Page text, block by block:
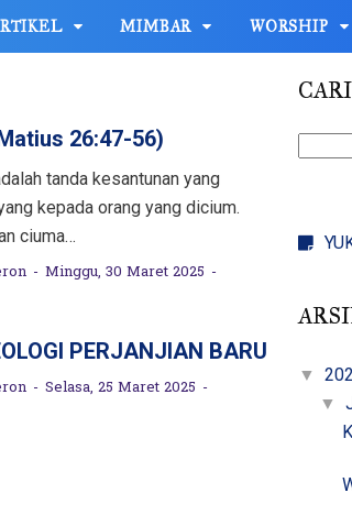
MIMBAR WORSHIP
26:47-56)
tanda kesantunan yang
kepada orang yang dicium.
ciuma…
Minggu, 30 Maret 2025
PERJANJIAN BARU
Selasa, 25 Maret 2025
▼
▼